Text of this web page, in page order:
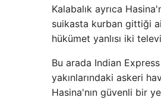
Kalabalık ayrıca
suikasta kurban gittiği
hükümet yanlısı iki
Bu arada Indian
yakınlarındaki askeri
Hasina'nın güvenli bir